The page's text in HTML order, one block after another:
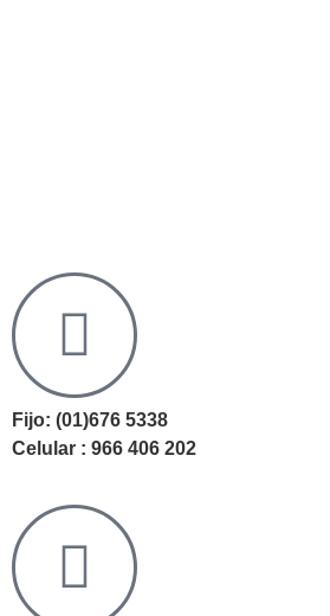
Fijo: (01)676 5338
Celular : 966 406 202